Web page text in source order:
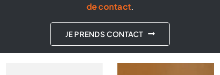
de contact.
JE PRENDS CONTACT